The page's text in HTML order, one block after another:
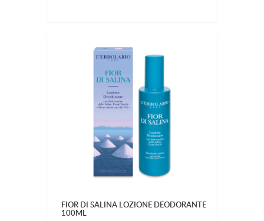
FIOR DI SALINA LOZIONE DEODORANTE
100ML